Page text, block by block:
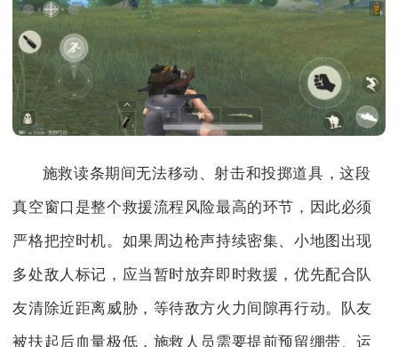
施救读条期间无法移动、射击和投掷道具，这段
真空窗口是整个救援流程风险最高的环节，因此必须
严格把控时机。如果周边枪声持续密集、小地图出现
多处敌人标记，应当暂时放弃即时救援，优先配合队
友清除近距离威胁，等待敌方火力间隙再行动。队友
被扶起后血量极低，施救人员需要提前预留绷带、运